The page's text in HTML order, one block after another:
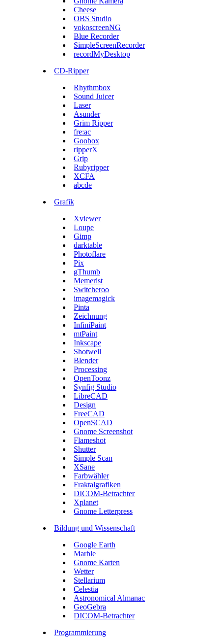
Cheese
OBS Studio
vokoscreenNG
Blue Recorder
SimpleScreenRecorder
recordMyDesktop
CD-Ripper
Rhythmbox
Sound Juicer
Laser
Asunder
Grim Ripper
fre:ac
Goobox
ripperX
Grip
Rubyripper
XCFA
abcde
Grafik
Xviewer
Loupe
Gimp
darktable
Photoflare
Pix
gThumb
Memerist
Switcheroo
imagemagick
Pinta
Zeichnung
InfiniPaint
mtPaint
Inkscape
Shotwell
Blender
Processing
OpenToonz
Synfig Studio
LibreCAD
Design
FreeCAD
OpenSCAD
Gnome Screenshot
Flameshot
Shutter
Simple Scan
XSane
Farbwähler
Fraktalgrafiken
DICOM-Betrachter
Xplanet
Gnome Letterpress
Bildung und Wissenschaft
Google Earth
Marble
Gnome Karten
Wetter
Stellarium
Celestia
Astronomical Almanac
GeoGebra
DICOM-Betrachter
Programmierung